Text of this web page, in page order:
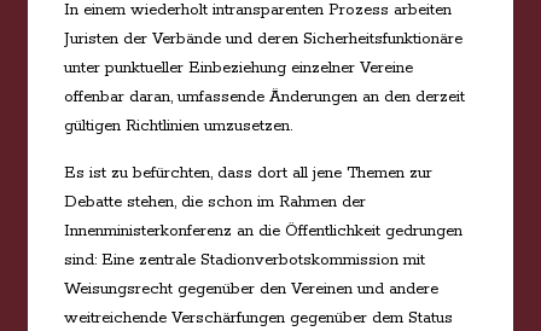
In einem wiederholt intransparenten Prozess arbeiten
Juristen der Verbände und deren Sicherheitsfunktionäre
unter punktueller Einbeziehung einzelner Vereine
offenbar daran, umfassende Änderungen an den derzeit
gültigen Richtlinien umzusetzen.
Es ist zu befürchten, dass dort all jene Themen zur
Debatte stehen, die schon im Rahmen der
Innenministerkonferenz an die Öffentlichkeit gedrungen
sind: Eine zentrale Stadionverbotskommission mit
Weisungsrecht gegenüber den Vereinen und andere
weitreichende Verschärfungen gegenüber dem Status